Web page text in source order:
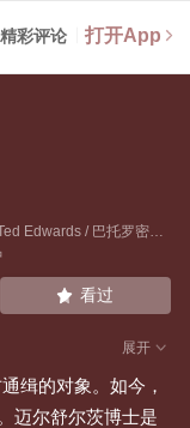
彩评论 打开App
Edwards/ 巴托罗密欧·帕迦诺
看过
展开
缉的对象。如今，
迈尔舒尔茨博士是